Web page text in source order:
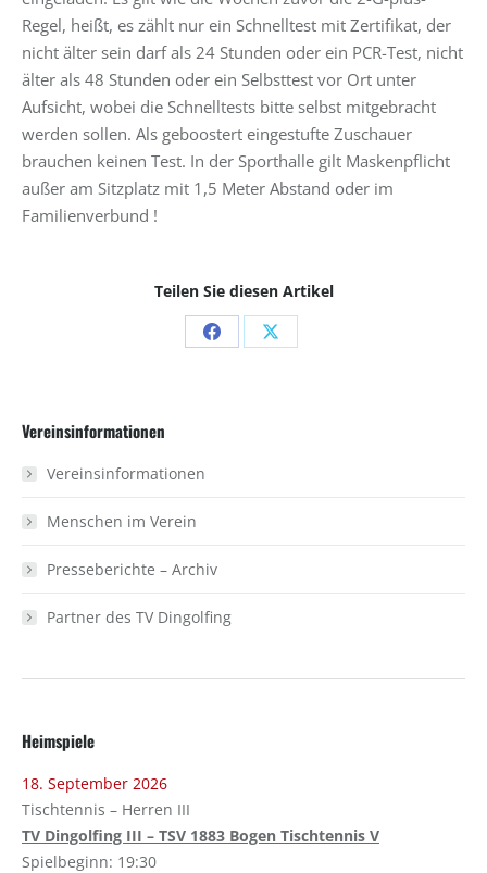
Regel, heißt, es zählt nur ein Schnelltest mit Zertifikat, der
nicht älter sein darf als 24 Stunden oder ein PCR-Test, nicht
älter als 48 Stunden oder ein Selbsttest vor Ort unter
Aufsicht, wobei die Schnelltests bitte selbst mitgebracht
werden sollen. Als geboostert eingestufte Zuschauer
brauchen keinen Test. In der Sporthalle gilt Maskenpflicht
außer am Sitzplatz mit 1,5 Meter Abstand oder im
Familienverbund !
Teilen Sie diesen Artikel
Share Share
Vereinsinformationen
Vereinsinformationen
Menschen im Verein
Presseberichte – Archiv
Partner des TV Dingolfing
Heimspiele
18. September 2026
Tischtennis – Herren III
TV Dingolfing III – TSV 1883 Bogen Tischtennis V
Spielbeginn: 19:30